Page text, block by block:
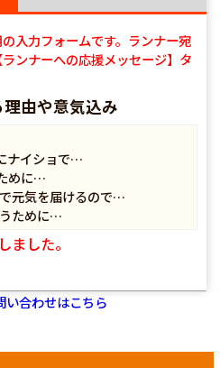
入力フォームです。ランナー宛
ンナーへの応援メッセージ】タ
由や意気込み
ナイショで…
めに…
元気を届けるので…
ために…
ました。
い合わせはこちら